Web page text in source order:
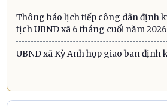
Thông báo lịch tiếp công dân định
tịch UBND xã 6 tháng cuối năm 2026
UBND xã Kỳ Anh họp giao ban định